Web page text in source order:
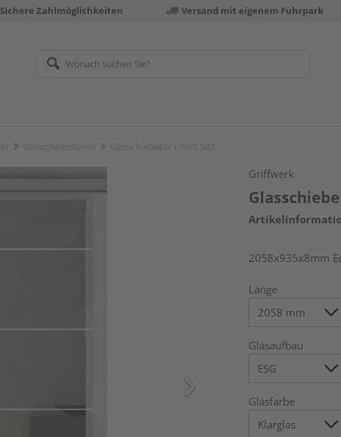
Sichere Zahlmöglichkeiten Versand mit eigenem Fuhrpark
Griffwerk
2058x935x8mm
Länge
Glasaufbau
Glasfarbe